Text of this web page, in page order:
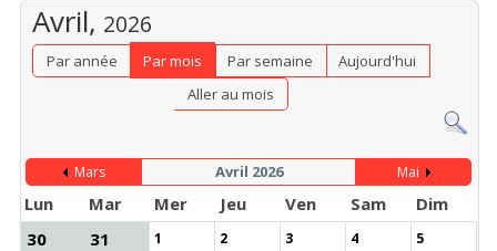
Avril, 2026
Par année Par mois Par semaine
Aujourd'hui
Aller au mois
Mars Avril 2026 Mai
Lun Mar Mer Jeu Ven Sam
Dim
30
31 1 2 3 4 5